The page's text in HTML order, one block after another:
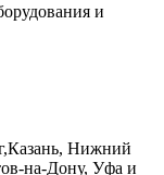
и
Нижний
на-Дону, Уфа и